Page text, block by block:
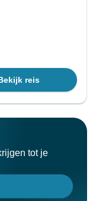
reis
tot je